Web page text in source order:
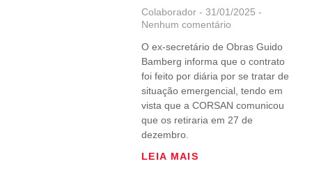
Colaborador 31/01/2025
Nenhum comentário
O ex-secretário de Obras Guido
Bamberg informa que o contrato
foi feito por diária por se tratar de
situação emergencial, tendo em
vista que a CORSAN comunicou
que os retiraria em 27 de
dezembro.
LEIA MAIS